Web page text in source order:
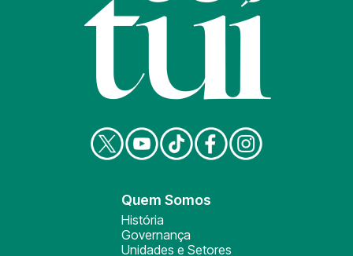
Quem Somos
História
Governança
Unidades e Setores